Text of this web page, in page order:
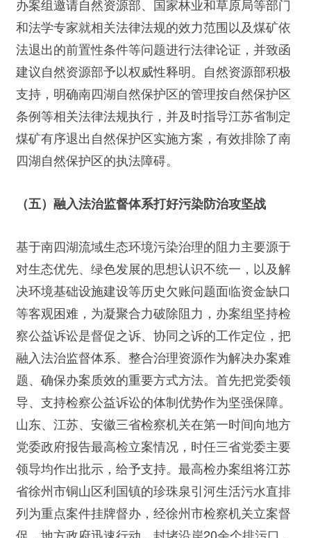
办案组邀请自然资源部、国家林业和草原局等部门
和法学专家就相关法律法规的效力范围以及煤矿依
法退出的前置性条件等问题进行法律论证，并致函
建议自然资源部予以权威性释明。自然资源部积极
支持，明确南四湖自然保护区的管理按自然保护区
条例等相关法律法规执行，并及时指导江苏省制定
煤矿有序退出自然保护区实施方案，有效排除了南
四湖自然保护区的执法障碍。
（五）融入法治监督体系打好污染防治攻坚战
基于南四湖流域生态环境污染治理的阻力主要源于
对生态优先、绿色发展的思想认识不统一，以及解
决环境基础设施建设等历史欠账问题面临资金缺口
等客观困难，为凝聚合力破除阻力，办案组坚持检
察公益诉讼是督促之诉、协同之诉的工作定位，把
融入法治监督体系、整合治理资源作为解决办案难
题、确保办案质效的重要方式方法。首先把党委领
导、支持检察公益诉讼的体制优势作为坚强保障。
山东、江苏、安徽三省检察机关在第一时间向地方
党委政府报告最高检立案情况，时任三省党委主要
领导均作出批示，给予支持。最高检办案组将江苏
省徐州市铜山区利国镇的珍珠泉引河生活污水直排
列为重点案件挂牌督办，经徐州市检察机关立案督